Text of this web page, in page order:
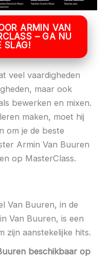
ARMIN VAN
– GA NU
SLAG!
veel vaardigheden
maar ook
bewerken en mixen.
maken, moet hij
om je de beste
Armin Van Buuren
op MasterClass.
Van Buuren, in de
Van Buuren, is een
zijn aanstekelijke hits.
beschikbaar op